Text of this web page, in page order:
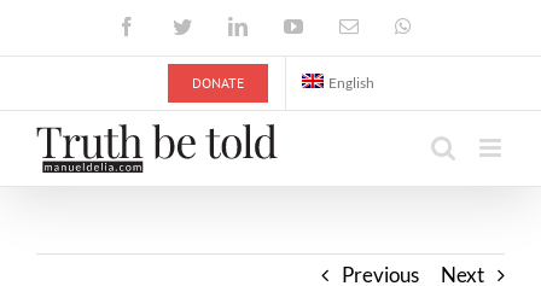
FacebookTwitterLinkedInYouTubeEmail
DONATE English
Previous Next